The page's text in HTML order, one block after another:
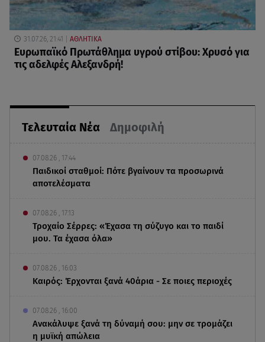
Τελευταία Νέα Δημοφιλή
07.08.26 , 17:44
Παιδικοί σταθμοί: Πότε βγαίνουν τα προσωρινά
αποτελέσματα
07.08.26 , 17:13
Τροχαίο Σέρρες: «Έχασα τη σύζυγο και το παιδί
μου. Τα έχασα όλα»
07.08.26 , 16:03
Καιρός: Έρχονται ξανά 40άρια - Σε ποιες περιοχές
07.08.26 , 16:00
Ανακάλυψε ξανά τη δύναμή σου: μην σε τρομάζει
η μυϊκή απώλεια
31.07.26, 21:41 ΑΘΛΗΤΙΚΑ
Ευρωπαϊκό Πρωτάθλημα υγρού στίβου: Χρυσό για
τις αδελφές Αλεξανδρή!